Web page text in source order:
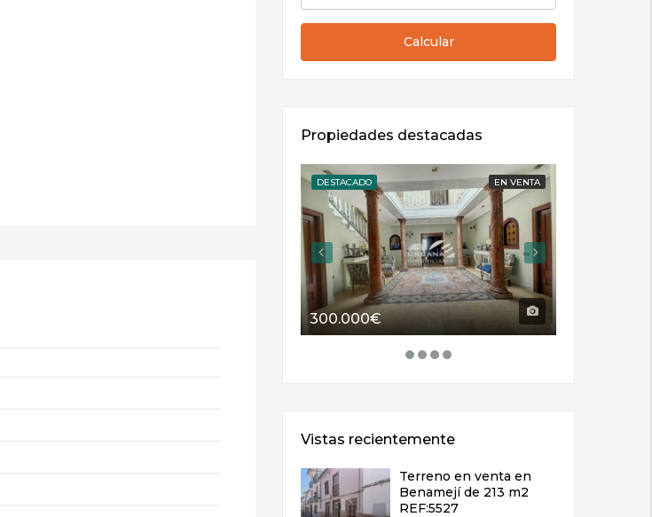
Calcular
Propiedades destacadas
DESTACADO EN VENTA
300.000€
Vistas recientemente
Terreno en venta en
Benamejí de 213 m2
REF:5527